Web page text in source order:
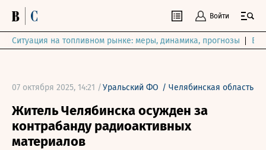
Войти
Ситуация на топливном рынке: меры, динамика, прогнозы
07 октября 2025, 14:21 /Уральский ФО / Челябинская область
Житель Челябинска осужден за
контрабанду радиоактивных
материалов